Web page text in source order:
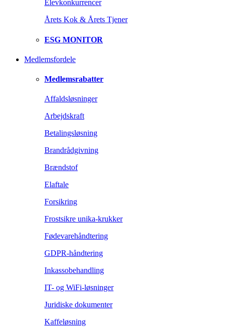
Elevkonkurrencer
Årets Kok & Årets Tjener
ESG MONITOR
Medlemsfordele
Medlemsrabatter
Affaldsløsninger
Arbejdskraft
Betalingsløsning
Brandrådgivning
Brændstof
Elaftale
Forsikring
Frostsikre unika-krukker
Fødevarehåndtering
GDPR-håndtering
Inkassobehandling
IT- og WiFi-løsninger
Juridiske dokumenter
Kaffeløsning